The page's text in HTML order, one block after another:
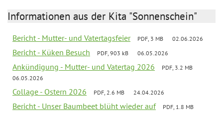
Informationen aus der Kita "Sonnenschein"
Bericht - Mutter- und Vatertagsfeier PDF, 3 MB 02.06.2026
Bericht - Küken Besuch PDF, 903 kB 06.05.2026
Ankündigung - Mutter- und Vatertag 2026
PDF, 3.2 MB
06.05.2026
Collage - Ostern 2026 PDF, 2.6 MB 24.04.2026
Bericht - Unser Baumbeet blüht wieder auf
PDF, 1.8 MB